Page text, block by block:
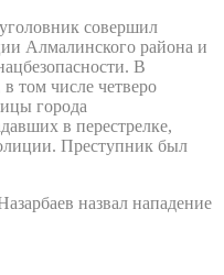
совершил
Алмалинского района и
В
в том числе четверо
города
в перестрелке,
Преступник был
назвал нападение